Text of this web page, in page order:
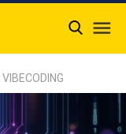

VIBECODING